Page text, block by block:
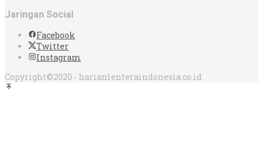
Jaringan Social
Facebook
Twitter
Instagram
Copyright©2020 - harianlenteraindonesia.co.id